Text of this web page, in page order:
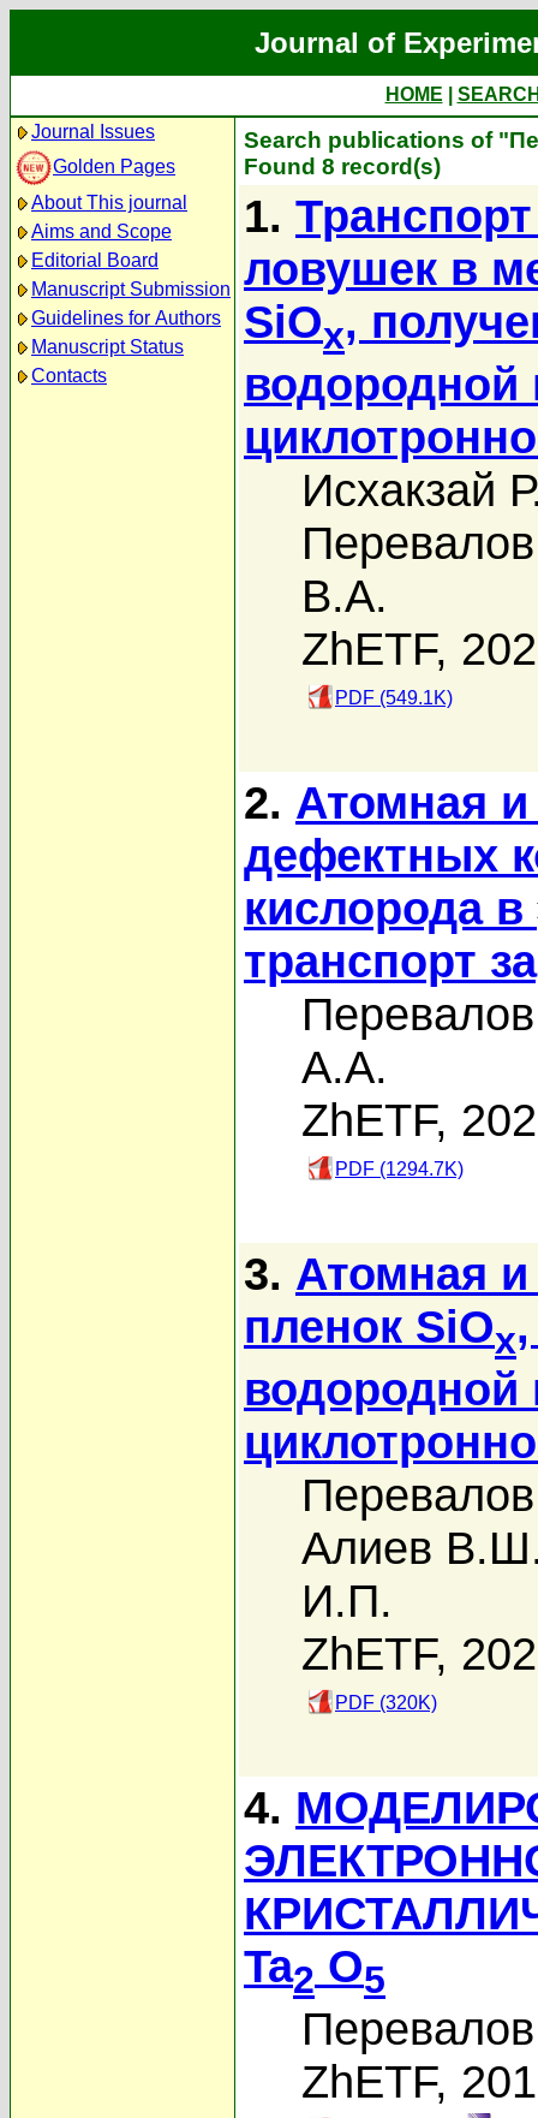
Journal of
HOME
Journal Issues
Golden Pages
About This journal
Aims and Scope
Editorial Board
Manuscript Submission
Guidelines for Authors
Manuscript Status
Contacts
Search publications of
Found 8 record(s)
1.
ловушек в
SiOx,
водородной
Исхакзай
В.А.
ZhETF,
PDF (549.1K)
2. Атомная и
дефектных
кислорода в
транспорт
А.А.
ZhETF,
PDF (1294.7K)
3. Атомная и
пленок SiOx
водородной
Алиев
И.П.
ZhETF,
PDF (320K)
4.
Ta2 O5
ZhETF,